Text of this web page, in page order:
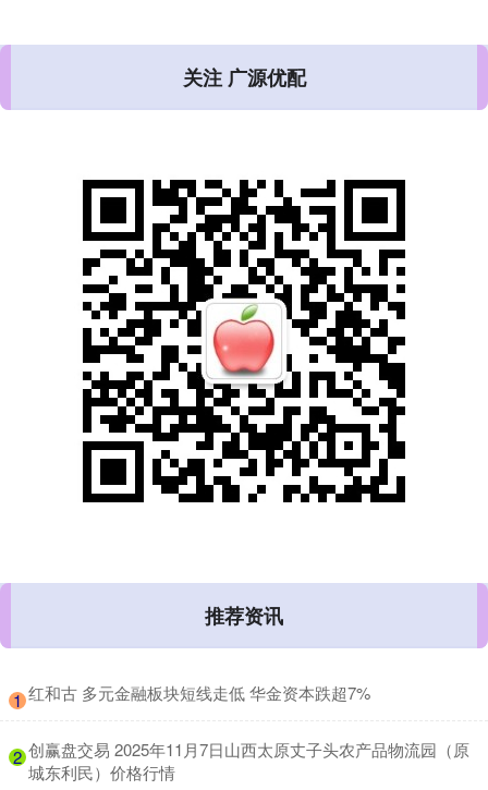
关注 广源优配
推荐资讯
1 ​红和古 多元金融板块短线走低 华金资本跌超7%
2 ​创赢盘交易 2025年11月7日山西太原丈子头农产品物流园（原
城东利民）价格行情